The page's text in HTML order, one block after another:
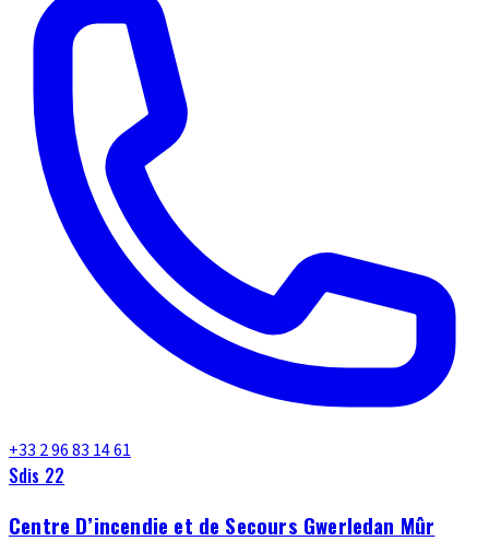
+33 2 96 83 14 61
Sdis 22
Centre D’incendie et de Secours Gwerledan Mûr